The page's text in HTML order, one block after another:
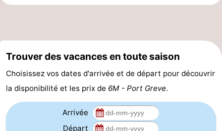
Sportive
Equitation
Immersion
des
phoques
Boire
et
Événements
Trouver des vacances en toute saison
Choisissez vos dates d'arrivée et de départ pour découvrir
la disponibilité et les prix de 6M - Port Greve.
Arrivée
Départ